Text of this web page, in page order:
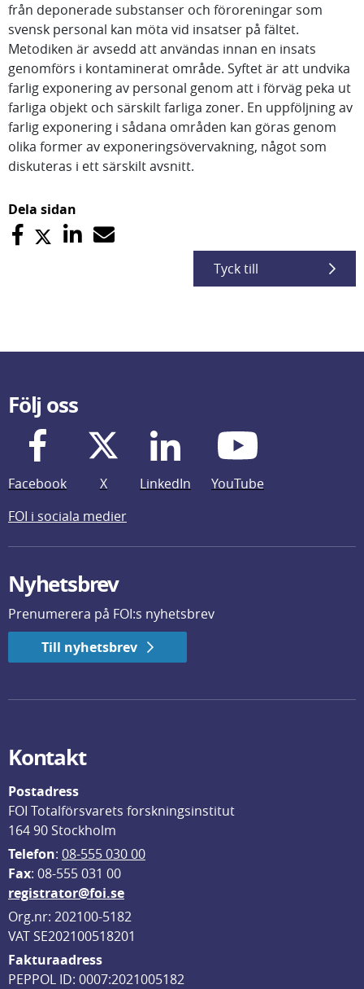
från deponerade substanser och föroreningar som
svensk personal kan möta vid insatser på fältet.
Metodiken är avsedd att användas innan en insats
genomförs i kontaminerat område. Syftet är att undvika
farlig exponering av personal genom att i förväg peka ut
farliga objekt och särskilt farliga zoner. En uppföljning av
farlig exponering i sådana områden kan göras genom
olika former av exponeringsövervakning, något som
diskuteras i ett särskilt avsnitt.
Dela sidan
Tyck till
Följ oss
Facebook X LinkedIn
YouTube
FOI i sociala medier
Nyhetsbrev
Prenumerera på FOI:s nyhetsbrev
Till nyhetsbrev
Kontakt
Postadress
FOI Totalförsvarets forskningsinstitut
164 90 Stockholm
Telefon: 08-555 030 00
Fax: 08-555 031 00
registrator@foi.se
Org.nr: 202100-5182
VAT SE202100518201
Fakturaadress
PEPPOL ID: 0007:2021005182